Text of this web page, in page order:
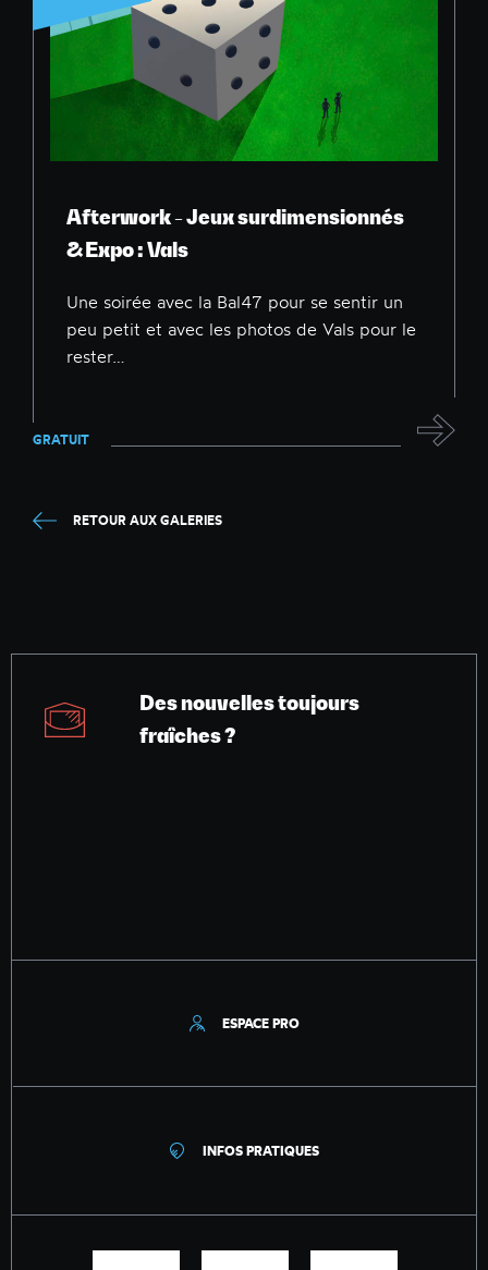
Afterwork - Jeux surdimensionnés
& Expo : Vals
Une soirée avec la Bal47 pour se sentir un
peu petit et avec les photos de Vals pour le
rester…
GRATUIT
RETOUR AUX GALERIES
Des nouvelles toujours
fraîches ?
ESPACE PRO
INFOS PRATIQUES